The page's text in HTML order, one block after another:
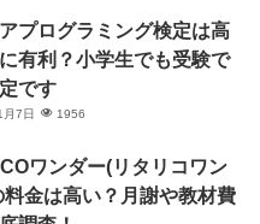
プログラミング検定は高
有利？小学生でも受験で
です
7日 1956
ワンダー(リタリコワン
料金は高い？月謝や教材費